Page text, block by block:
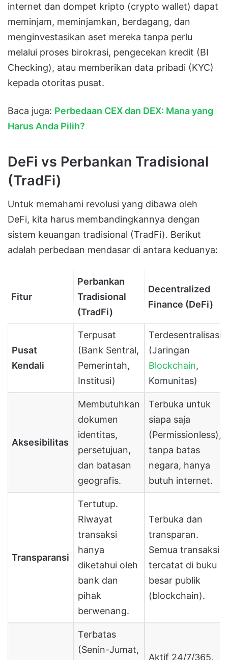
internet dan dompet kripto (crypto wallet) dapat
meminjam, meminjamkan, berdagang, dan
menginvestasikan aset mereka tanpa perlu
melalui proses birokrasi, pengecekan kredit (BI
Checking), atau memberikan data pribadi (KYC)
kepada otoritas pusat.
Baca juga: Perbedaan CEX dan DEX: Mana yang
Harus Anda Pilih?
DeFi vs Perbankan Tradisional
(TradFi)
Untuk memahami revolusi yang dibawa oleh
DeFi, kita harus membandingkannya dengan
sistem keuangan tradisional (TradFi). Berikut
adalah perbedaan mendasar di antara keduanya:
Fitur
Perbankan
Tradisional
(TradFi)
Decentralized
Finance (DeFi)
Pusat
Kendali
Terpusat
(Bank Sentral,
Pemerintah,
Institusi)
Terdesentralisasi
(Jaringan
Blockchain,
Komunitas)
Aksesibilitas
Membutuhkan
dokumen
identitas,
persetujuan,
dan batasan
geografis.
Terbuka untuk
siapa saja
(Permissionless),
tanpa batas
negara, hanya
butuh internet.
Transparansi
Tertutup.
Riwayat
transaksi
hanya
diketahui oleh
bank dan
pihak
berwenang.
Terbuka dan
transparan.
Semua transaksi
tercatat di buku
besar publik
(blockchain).
Terbatas
(Senin-Jumat,
Aktif 24/7/365.